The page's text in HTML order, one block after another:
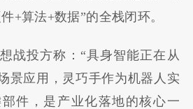
+算法+数据”的全栈闭环。
战投方称：“具身智能正在从
景应用，灵巧手作为机器人实
件，是产业化落地的核心一